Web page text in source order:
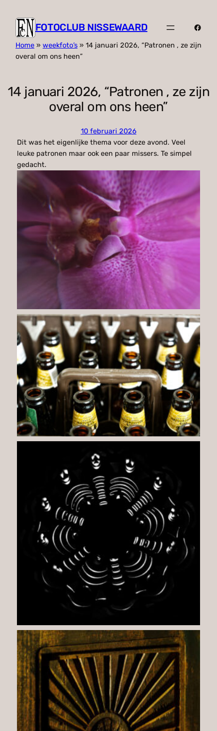
FOTOCLUB NISSEWAARD
Home » weekfoto’s » 14 januari 2026, “Patronen , ze zijn
overal om ons heen”
14 januari 2026, “Patronen , ze zijn
overal om ons heen”
10 februari 2026
Dit was het eigenlijke thema voor deze avond. Veel
leuke patronen maar ook een paar missers. Te simpel
gedacht.